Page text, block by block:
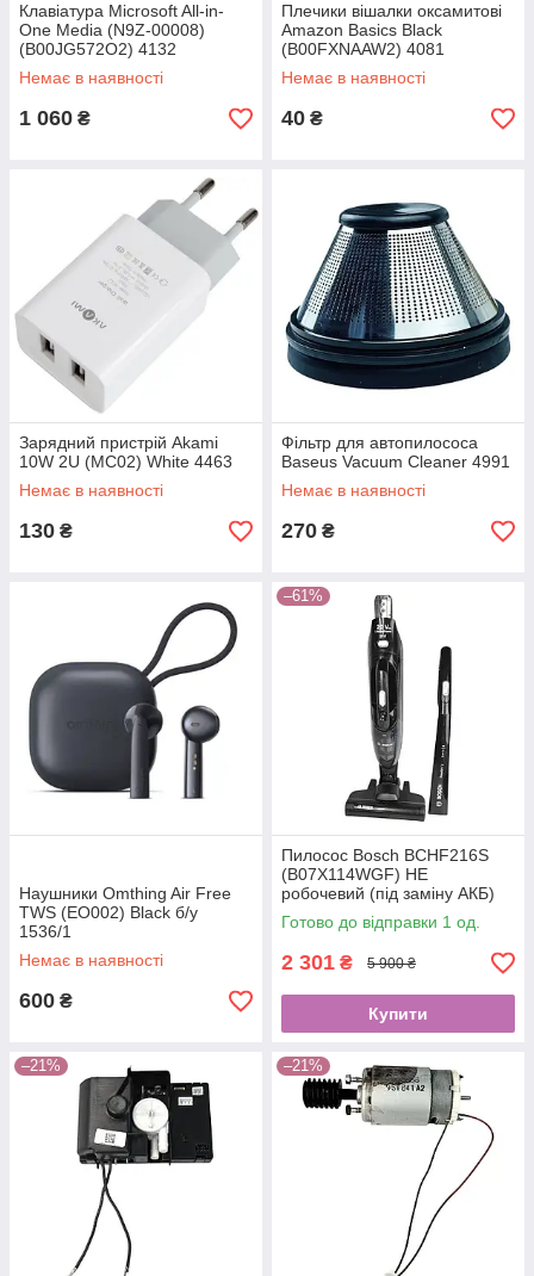
Клавіатура Microsoft All-in-
One Media (N9Z-00008)
(B00JG572O2) 4132
Немає в наявності
1 060 ₴
Плечики вішалки оксамитові
Amazon Basics Black
(B00FXNAAW2) 4081
Немає в наявності
40 ₴
Зарядний пристрій Akami
10W 2U (MC02) White 4463
Немає в наявності
130 ₴
Фільтр для автопилососа
Baseus Vacuum Cleaner 4991
Немає в наявності
270 ₴
Наушники Omthing Air Free
TWS (EO002) Black б/у
1536/1
Немає в наявності
600 ₴
–61%
Пилосос Bosch BCHF216S
(B07X114WGF) НЕ
робочевий (під заміну АКБ)
5582
Готово до відправки 1 од.
2 301 ₴ 5 900 ₴
Купити
–21% –21%